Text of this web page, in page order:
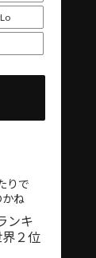
Lo
りで
ね
ンキ
２位